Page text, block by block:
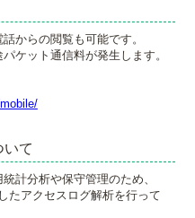
からの閲覧も可能です。
ケット通信料が発生します。
いて
計分析や保守管理のため、
たアクセスログ解析を行って